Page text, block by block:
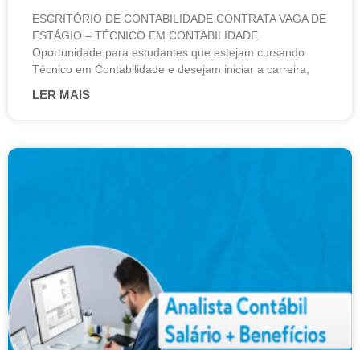
ESCRITÓRIO DE CONTABILIDADE CONTRATA VAGA DE
ESTÁGIO – TÉCNICO EM CONTABILIDADE
Oportunidade para estudantes que estejam cursando
Técnico em Contabilidade e desejam iniciar a carreira,
LER MAIS